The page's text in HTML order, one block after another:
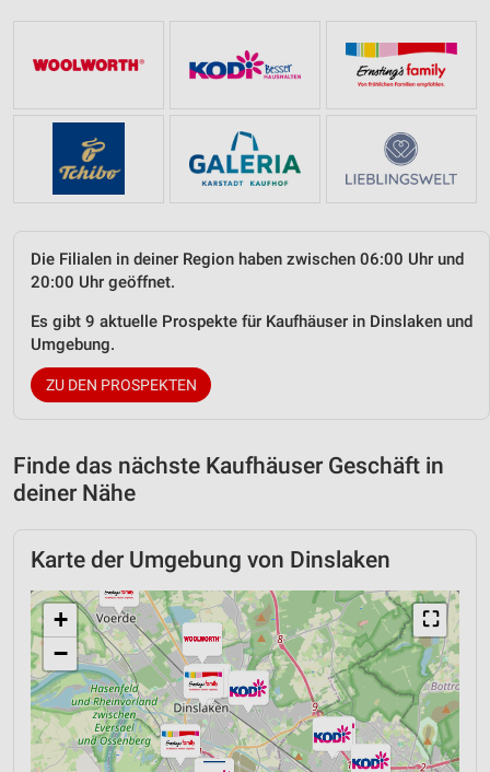
Die Filialen in deiner Region haben zwischen 06:00 Uhr und
20:00 Uhr geöffnet.
Es gibt 9 aktuelle Prospekte für Kaufhäuser in Dinslaken und
Umgebung.
ZU DEN PROSPEKTEN
Finde das nächste Kaufhäuser Geschäft in
deiner Nähe
Karte der Umgebung von Dinslaken
⛶
+
−